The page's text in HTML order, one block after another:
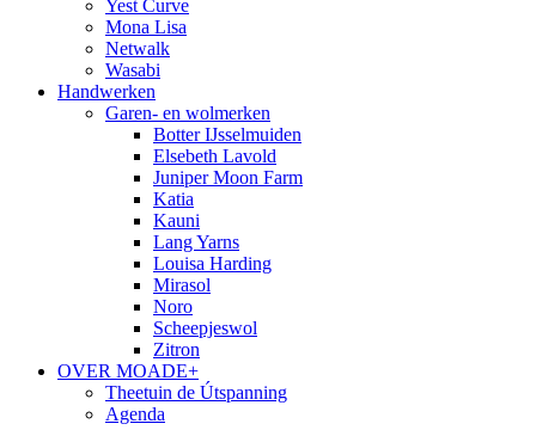
Yest Curve
Mona Lisa
Netwalk
Wasabi
Handwerken
Garen- en wolmerken
Botter IJsselmuiden
Elsebeth Lavold
Juniper Moon Farm
Katia
Kauni
Lang Yarns
Louisa Harding
Mirasol
Noro
Scheepjeswol
Zitron
OVER MOADE+
Theetuin de Útspanning
Agenda